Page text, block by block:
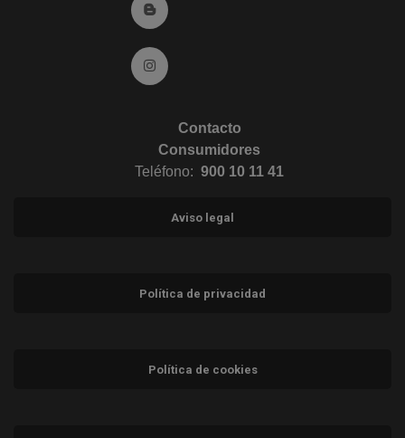
Ir al Blog (abre en ventana nueva)
Ir a Instagram (abre en ventana nueva)
Contacto
Consumidores
Teléfono: 900 10 11 41
Aviso legal
Política de privacidad
Política de cookies